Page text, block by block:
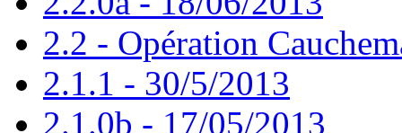
2.2 - Opération
2.1.1 - 30/5/2013
2.1.0b - 17/05/2013